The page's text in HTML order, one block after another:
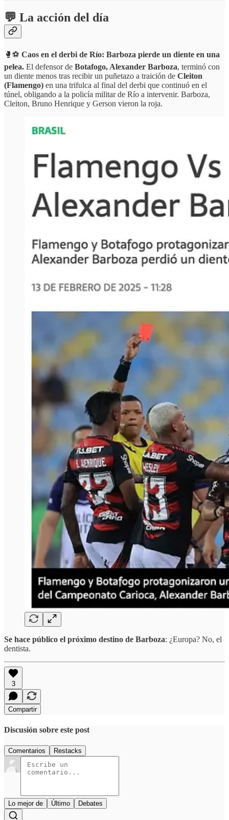
💬 La acción del día
🥊⚽ Caos en el derbi de Río: Barboza pierde un diente en una
pelea. El defensor de Botafogo, Alexander Barboza, terminó con
un diente menos tras recibir un puñetazo a traición de Cleiton
(Flamengo) en una trifulca al final del derbi que continuó en el
túnel, obligando a la policía militar de Río a intervenir. Barboza,
Cleiton, Bruno Henrique y Gerson vieron la roja.
Se hace público el próximo destino de Barboza: ¿Europa? No, el
dentista.
3
Compartir
Discusión sobre este post
Comentarios Restacks
Lo mejor de Último Debates